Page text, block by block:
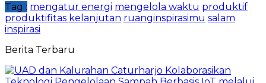
Tag : mengatur energi mengelola waktu produktif
produktifitas kelanjutan ruanginspirasimu salam
inspirasi
Berita Terbaru